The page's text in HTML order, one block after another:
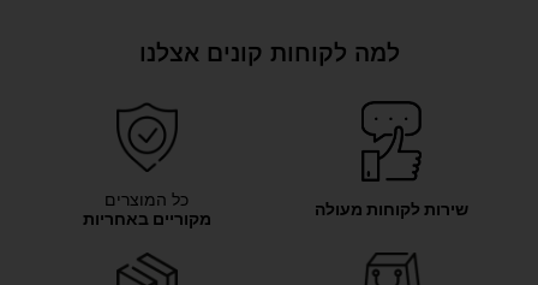
למה לקוחות קונים אצלנו
שירות לקוחות מעולה
כל המוצרים
מקוריים באחריות